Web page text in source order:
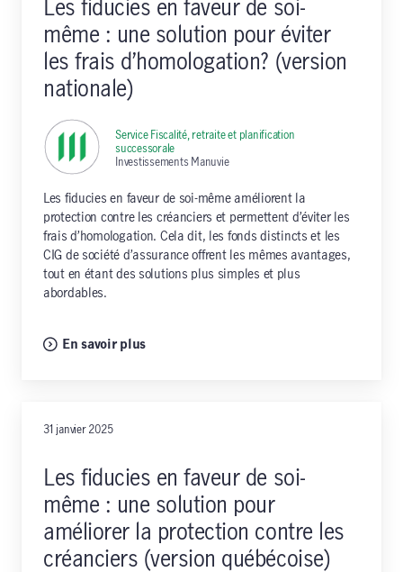
Les fiducies en faveur de soi-
même : une solution pour éviter
les frais d’homologation? (version
nationale)
Service Fiscalité, retraite et planification
successorale
Investissements Manuvie
Les fiducies en faveur de soi-même améliorent la
protection contre les créanciers et permettent d’éviter les
frais d’homologation. Cela dit, les fonds distincts et les
CIG de société d’assurance offrent les mêmes avantages,
tout en étant des solutions plus simples et plus
abordables.
En savoir plus
31 janvier 2025
Les fiducies en faveur de soi-
même : une solution pour
améliorer la protection contre les
créanciers (version québécoise)